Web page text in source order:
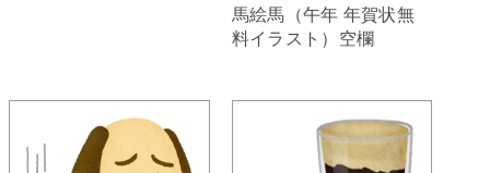
馬絵馬（午年 年賀状無
料イラスト）空欄